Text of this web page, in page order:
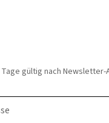
Tage gültig nach